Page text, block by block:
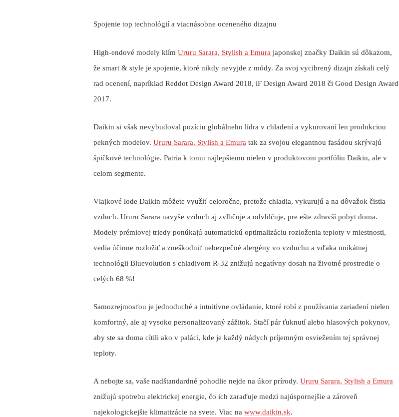
Spojenie top technológií a viacnásobne oceneného dizajnu
High-endové modely klím Ururu Sarara, Stylish a Emura japonskej značky Daikin sú dôkazom,
že smart & style je spojenie, ktoré nikdy nevyjde z módy. Za svoj vycibrený dizajn získali celý
rad ocenení, napríklad Reddot Design Award 2018, iF Design Award 2018 či Good Design Award
2017.
Daikin si však nevybudoval pozíciu globálneho lídra v chladení a vykurovaní len produkciou
pekných modelov. Ururu Sarara, Stylish a Emura tak za svojou elegantnou fasádou skrývajú
špičkové technológie. Patria k tomu najlepšiemu nielen v produktovom portfóliu Daikin, ale v
celom segmente.
Vlajkové lode Daikin môžete využiť celoročne, pretože chladia, vykurujú a na dôvažok čistia
vzduch. Ururu Sarara navyše vzduch aj zvlhčuje a odvhlčuje, pre ešte zdravší pobyt doma.
Modely prémiovej triedy ponúkajú automatickú optimalizáciu rozloženia teploty v miestnosti,
vedia účinne rozložiť a zneškodniť nebezpečné alergény vo vzduchu a vďaka unikátnej
technológii Bluevolution s chladivom R-32 znižujú negatívny dosah na životné prostredie o
celých 68 %!
Samozrejmosťou je jednoduché a intuitívne ovládanie, ktoré robí z používania zariadení nielen
komfortný, ale aj vysoko personalizovaný zážitok. Stačí pár ťuknutí alebo hlasových pokynov,
aby ste sa doma cítili ako v paláci, kde je každý nádych príjemným osviežením tej správnej
teploty.
A nebojte sa, vaše nadštandardné pohodlie nejde na úkor prírody. Ururu Sarara, Stylish a Emura
znižujú spotrebu elektrickej energie, čo ich zaraďuje medzi najúspornejšie a zároveň
najekologickejšie klimatizácie na svete. Viac na www.daikin.sk.